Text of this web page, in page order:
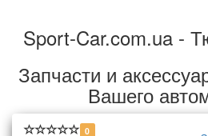
Sport-Car.com.ua -
Запчасти и
Вашего
0